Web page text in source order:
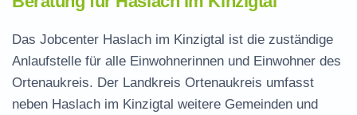
Das Jobcenter Haslach im Kinzigtal ist die zuständige
Anlaufstelle für alle Einwohnerinnen und Einwohner des
Ortenaukreis. Der Landkreis Ortenaukreis umfasst
neben Haslach im Kinzigtal weitere Gemeinden und